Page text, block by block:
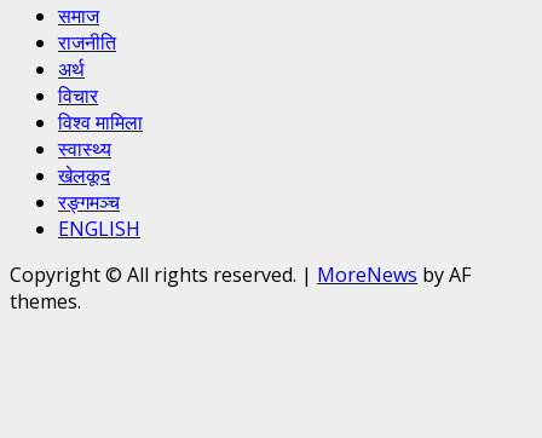
समाज
राजनीति
अर्थ
विचार
विश्व मामिला
स्वास्थ्य
खेलकूद
रङ्गमञ्च
ENGLISH
Copyright © All rights reserved. | MoreNews by AF
themes.